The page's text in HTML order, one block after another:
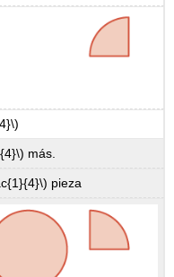
más.
pieza